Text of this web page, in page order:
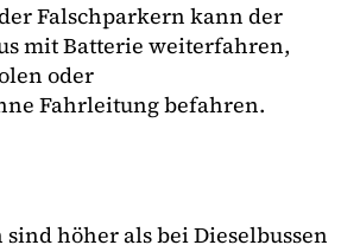
Falschparkern kann der
mit Batterie weiterfahren,
oder
Fahrleitung befahren.
höher als bei Dieselbussen